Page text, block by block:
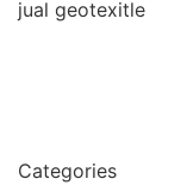
jual geotexitle
Categories